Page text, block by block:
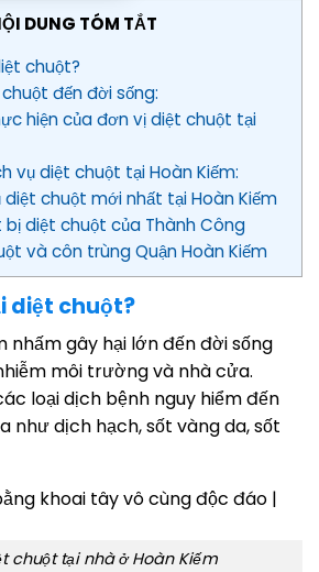
DUNG TÓM TẮT
chuột?
đến đời sống:
hiện của đơn vị diệt chuột tại
vụ diệt chuột tại Hoàn Kiếm:
diệt chuột mới nhất tại Hoàn Kiếm
diệt chuột của Thành Công
và côn trùng Quận Hoàn Kiếm
diệt chuột?
nhấm gây hại lớn đến đời sống
môi trường và nhà cửa.
loại dịch bệnh nguy hiểm đến
như dịch hạch, sốt vàng da, sốt
chuột tại nhà ở Hoàn Kiếm